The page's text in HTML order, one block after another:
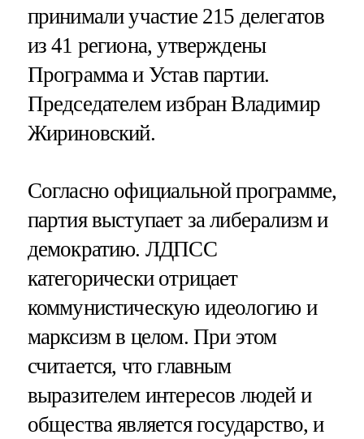
принимали участие 215 делегатов
из 41 региона, утверждены
Программа и Устав партии.
Председателем избран Владимир
Жириновский.
Согласно официальной программе,
партия выступает за либерализм и
демократию. ЛДПСС
категорически отрицает
коммунистическую идеологию и
марксизм в целом. При этом
считается, что главным
выразителем интересов людей и
общества является государство, и